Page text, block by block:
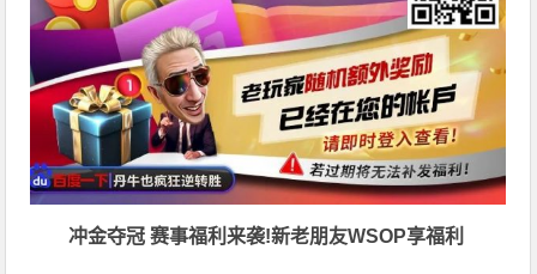
冲金夺冠 赛事福利来袭!新老朋友WSOP享福利